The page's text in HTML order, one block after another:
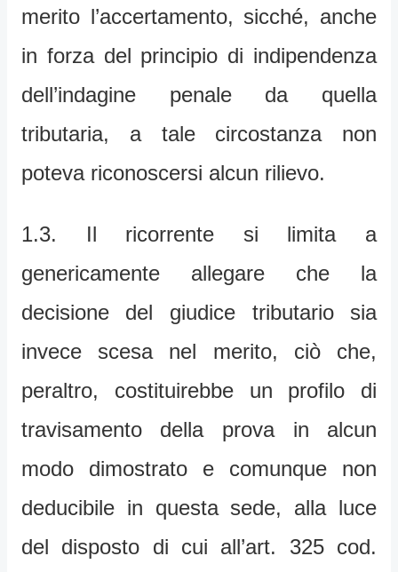
merito l’accertamento, sicché, anche
in forza del principio di indipendenza
dell’indagine penale da quella
tributaria, a tale circostanza non
poteva riconoscersi alcun rilievo.
1.3. Il ricorrente si limita a
genericamente allegare che la
decisione del giudice tributario sia
invece scesa nel merito, ciò che,
peraltro, costituirebbe un profilo di
travisamento della prova in alcun
modo dimostrato e comunque non
deducibile in questa sede, alla luce
del disposto di cui all’art. 325 cod.